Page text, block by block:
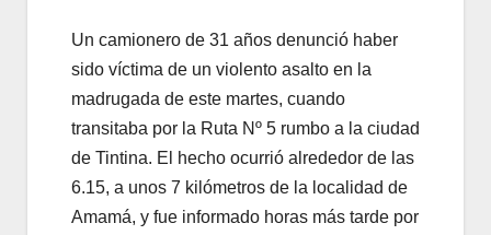
Un camionero de 31 años denunció haber
sido víctima de un violento asalto en la
madrugada de este martes, cuando
transitaba por la Ruta Nº 5 rumbo a la ciudad
de Tintina. El hecho ocurrió alrededor de las
6.15, a unos 7 kilómetros de la localidad de
Amamá, y fue informado horas más tarde por